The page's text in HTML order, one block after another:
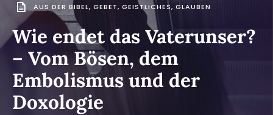
AUS DER BIBEL, GEBET, GEISTLICHES, GLAUBEN
Wie endet das Vaterunser?
– Vom Bösen, dem
Embolismus und der
Doxologie